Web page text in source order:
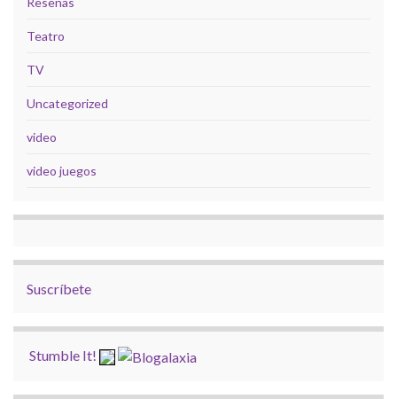
Teatro
TV
Uncategorized
video
video juegos
Suscríbete
Stumble It!